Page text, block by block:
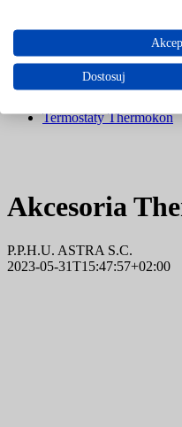
Czujniki Thermokon
Manometry Thermokon
Przetworniki Thermokon
Regulatory mocy
Termostaty Thermokon
Akcesoria
P.P.H.U. ASTRA S.C.
2023-05-31T15:47:57+02:00
Dostosuj